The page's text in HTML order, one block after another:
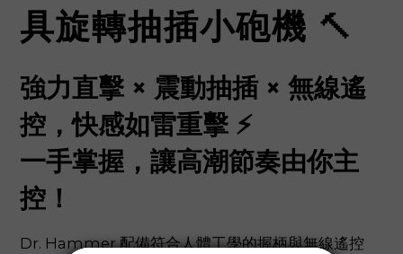
具旋轉抽插小砲機 🔨
強力直擊 × 震動抽插 × 無線遙
控，快感如雷重擊 ⚡
一手掌握，讓高潮節奏由你主
控！
Dr. Hammer 配備符合人體工學的握柄與無線遙控